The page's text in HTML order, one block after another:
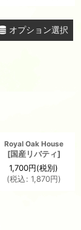
オプション選択
Royal Oak House
[国産リバティ]
1,700円(税別)
(税込: 1,870円)